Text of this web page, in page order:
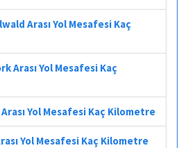
Arası Yol Mesafesi Kaç
Arası Yol Mesafesi Kaç
Yol Mesafesi Kaç Kilometre
Yol Mesafesi Kaç Kilometre